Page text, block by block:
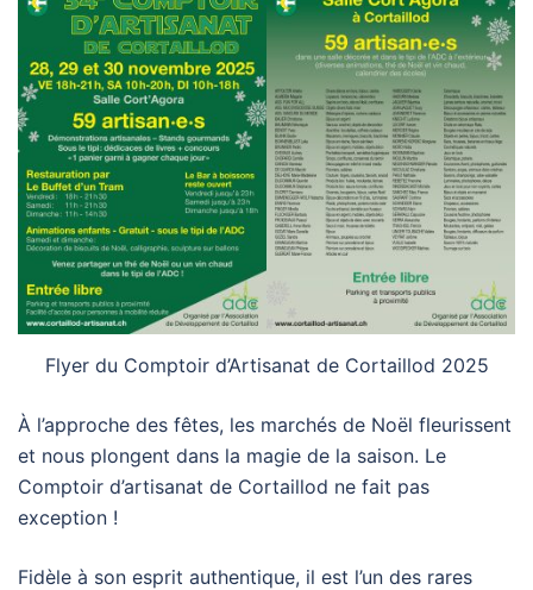
Flyer du Comptoir d’Artisanat de Cortaillod 2025
À l’approche des fêtes, les marchés de Noël fleurissent
et nous plongent dans la magie de la saison. Le
Comptoir d’artisanat de Cortaillod ne fait pas
exception !
Fidèle à son esprit authentique, il est l’un des rares